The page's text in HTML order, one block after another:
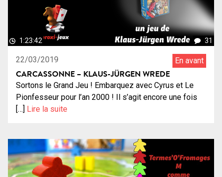
1:23:42 31
22/03/2019 En avant
CARCASSONNE – KLAUS-JÜRGEN WREDE
Sortons le Grand Jeu ! Embarquez avec Cyrus et Le
Pionfesseur pour l’an 2000 ! Il s’agit encore une fois
[…] Lire la suite